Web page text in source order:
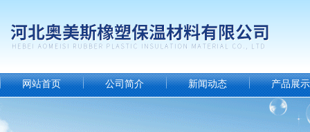
网站首页 公司简介 新闻动态 产品展示